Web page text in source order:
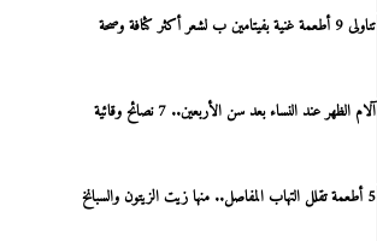
تناولى 9 أطعمة غنية بفيتامين ب لشعر أكثر كثافة وصحة
آلام الظهر عند النساء بعد سن الأربعين.. 7 نصائح وقائية
5 أطعمة تقلل التهاب المفاصل.. منها زيت الزيتون والسبانخ